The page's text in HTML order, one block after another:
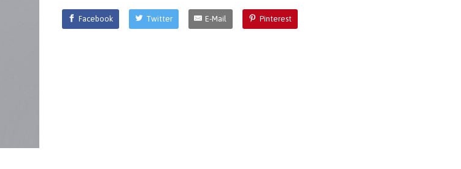
Facebook Twitter E-Mail Pinterest